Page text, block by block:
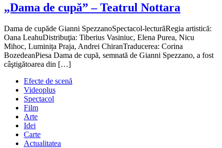
„Dama de cupă” – Teatrul Nottara
7
februarie
20177
februarie
2017
Dama de cupăde Gianni SpezzanoSpectacol-lecturăRegia artistică:
Oana LeahuDistribuţia: Tiberius Vasiniuc, Elena Purea, Nicu
Mihoc, Luminița Praja, Andrei ChiranTraducerea: Corina
BozedeanPiesa Dama de cupă, semnată de Gianni Spezzano, a fost
câştigătoarea din […]
Efecte de scenă
Videoplus
Spectacol
Film
Arte
Idei
Carte
Actualitatea